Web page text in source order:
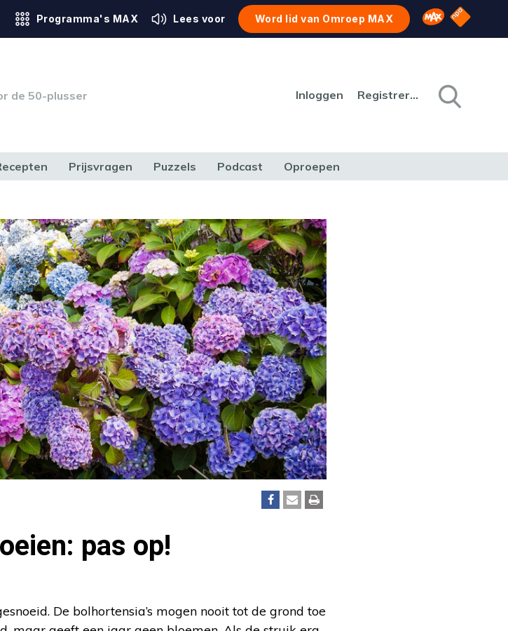
Programma's MAX Lees voor Word lid van Omroep MAX Omroep MAX
NPO
de 50-plusser Inloggen Registreren
Prijsvragen Puzzels Podcast Oproepen
pas op!
De bolhortensia’s mogen nooit tot de grond toe